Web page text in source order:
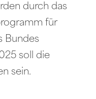
durch das
für
Bundes
soll die
sein.